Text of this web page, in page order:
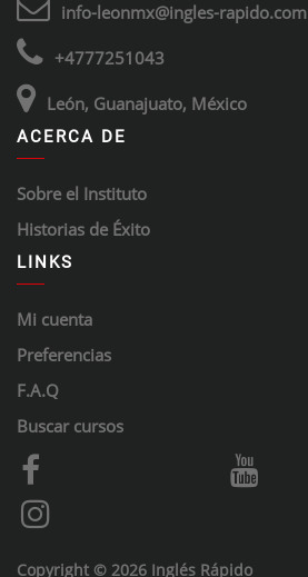
info-leonmx@ingles-rapido.com
+4777251043
León, Guanajuato, México
ACERCA DE
Sobre el Instituto
Historias de Éxito
LINKS
Mi cuenta
Preferencias
F.A.Q
Buscar cursos
Copyright © 2026 Inglés Rápido